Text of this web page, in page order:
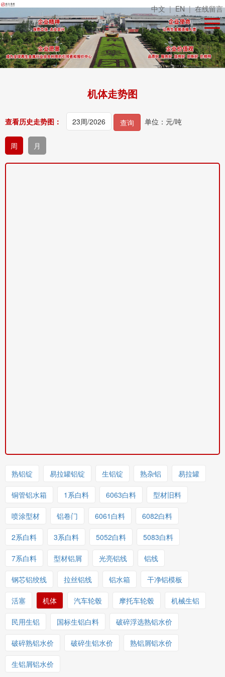
中文 | EN | 在线留言
机体走势图
查看历史走势图： 查询 单位：元/吨
周 月
熟铝锭 易拉罐铝锭 生铝锭 熟杂铝 易拉罐
铜管铝水箱 1系白料 6063白料 型材旧料
喷涂型材 铝卷门 6061白料 6082白料
2系白料 3系白料 5052白料 5083白料
7系白料 型材铝屑 光亮铝线 铝线
钢芯铝绞线 拉丝铝线 铝水箱 干净铝模板
活塞 机体 汽车轮毂 摩托车轮毂 机械生铝
民用生铝 国标生铝白料 破碎浮选熟铝水价
破碎熟铝水价 破碎生铝水价 熟铝屑铝水价
生铝屑铝水价